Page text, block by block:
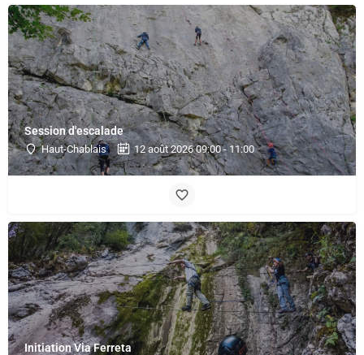
Session d'escalade
Haut-Chablais 12 août 2026 09:00 - 11:00
Initiation Via Ferreta